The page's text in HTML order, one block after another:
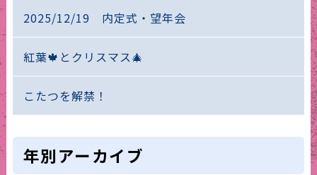
2025/12/19 内定式・望年会
紅葉🍁とクリスマス🎄
こたつを解禁！
年別アーカイブ